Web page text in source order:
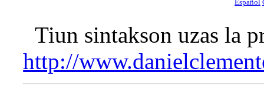
Español
Tiun sintakson uzas la
http://